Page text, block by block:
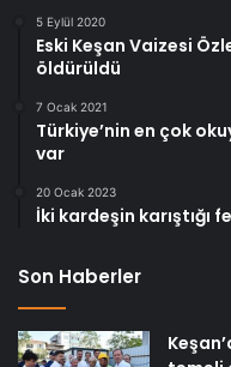
5 Eylül 2020
Eski Keşan Vaizesi
öldürüldü
7 Ocak 2021
Türkiye’nin en çok
var
20 Ocak 2023
İki kardeşin karıştığı
Son Haberler